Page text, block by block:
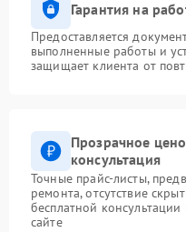
Гарантия на
Предоставляется
выполненные работы и
защищает клиента от
Прозрачное
консультация
Точные прайс-листы,
ремонта, отсутствие
бесплатной
сайте